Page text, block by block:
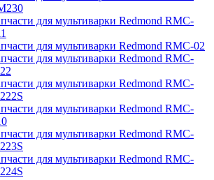
для мультиварки Redmond RMC-
для мультиварки Redmond RMC-02
для мультиварки Redmond RMC-
для мультиварки Redmond RMC-
для мультиварки Redmond RMC-
для мультиварки Redmond RMC-
для мультиварки Redmond RMC-